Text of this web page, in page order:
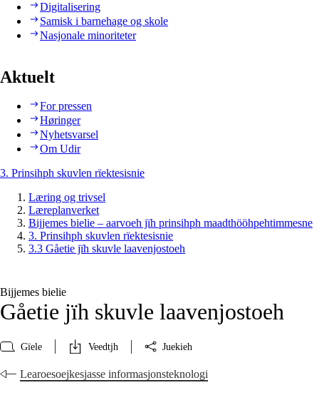
Digitalisering
Samisk i barnehage og skole
Nasjonale minoriteter
Aktuelt
For pressen
Høringer
Nyhetsvarsel
Om Udir
3. Prinsihph skuvlen rïektesisnie
Læring og trivsel
Læreplanverket
Bijjemes bielie – aarvoeh jïh prinsihph maadthööhpehtimmesne
3. Prinsihph skuvlen rïektesisnie
3.3 Gåetie jïh skuvle laavenjostoeh
Bijjemes bielie
Gåetie jïh skuvle laavenjostoeh
Gïele Veedtjh Juekieh
Learoesoejkesjasse informasjonsteknologi